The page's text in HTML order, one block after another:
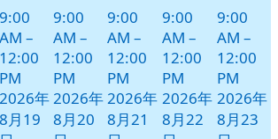
9:00
AM –
12:00
PM
2026年
8月19
9:00
AM –
12:00
PM
2026年
8月20
9:00
AM –
12:00
PM
2026年
8月21
9:00
AM –
12:00
PM
2026年
8月22
9:00
AM –
12:00
PM
2026年
8月23